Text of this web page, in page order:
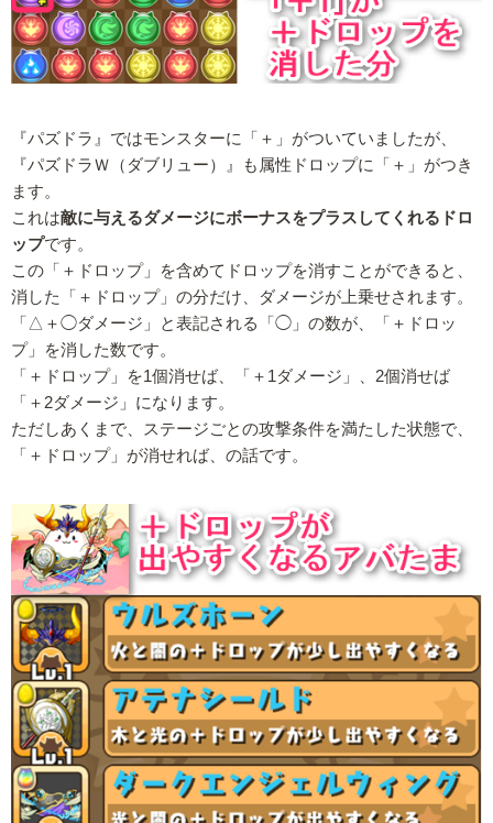
『パズドラ』ではモンスターに「＋」がついていましたが、
『パズドラＷ（ダブリュー）』も属性ドロップに「＋」がつき
ます。
これは敵に与えるダメージにボーナスをプラスしてくれるドロ
ップです。
この「＋ドロップ」を含めてドロップを消すことができると、
消した「＋ドロップ」の分だけ、ダメージが上乗せされます。
「△＋◯ダメージ」と表記される「◯」の数が、「＋ドロッ
プ」を消した数です。
「＋ドロップ」を1個消せば、「＋1ダメージ」、2個消せば
「＋2ダメージ」になります。
ただしあくまで、ステージごとの攻撃条件を満たした状態で、
「＋ドロップ」が消せれば、の話です。